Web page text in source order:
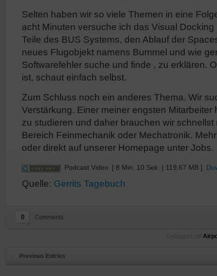
Selten haben wir so viele Themen in eine
acht Minuten versuche ich das Visual
Teile des BUS Systems, den Ablauf der
neues Flugobjekt namens Bummel und wie
Softwarefehler suche und finde , zu erklären.
ist, schaut einfach selbst.
Zum Schluss noch ein anderes Thema. Wir
Verstärkung. Einer meiner engsten Mitarbeiter
zu studieren und daher brauchen wir schnellst
Bereich Feinmechanik oder Mechatronik.
oder direkt auf unserer Homepage unter Jobs.
Podcast Video [ 8 Min. 10 Sek. | 119.67 MB ]
Quelle: Gerrits Tagebuch
0 Comments
Previous Entries